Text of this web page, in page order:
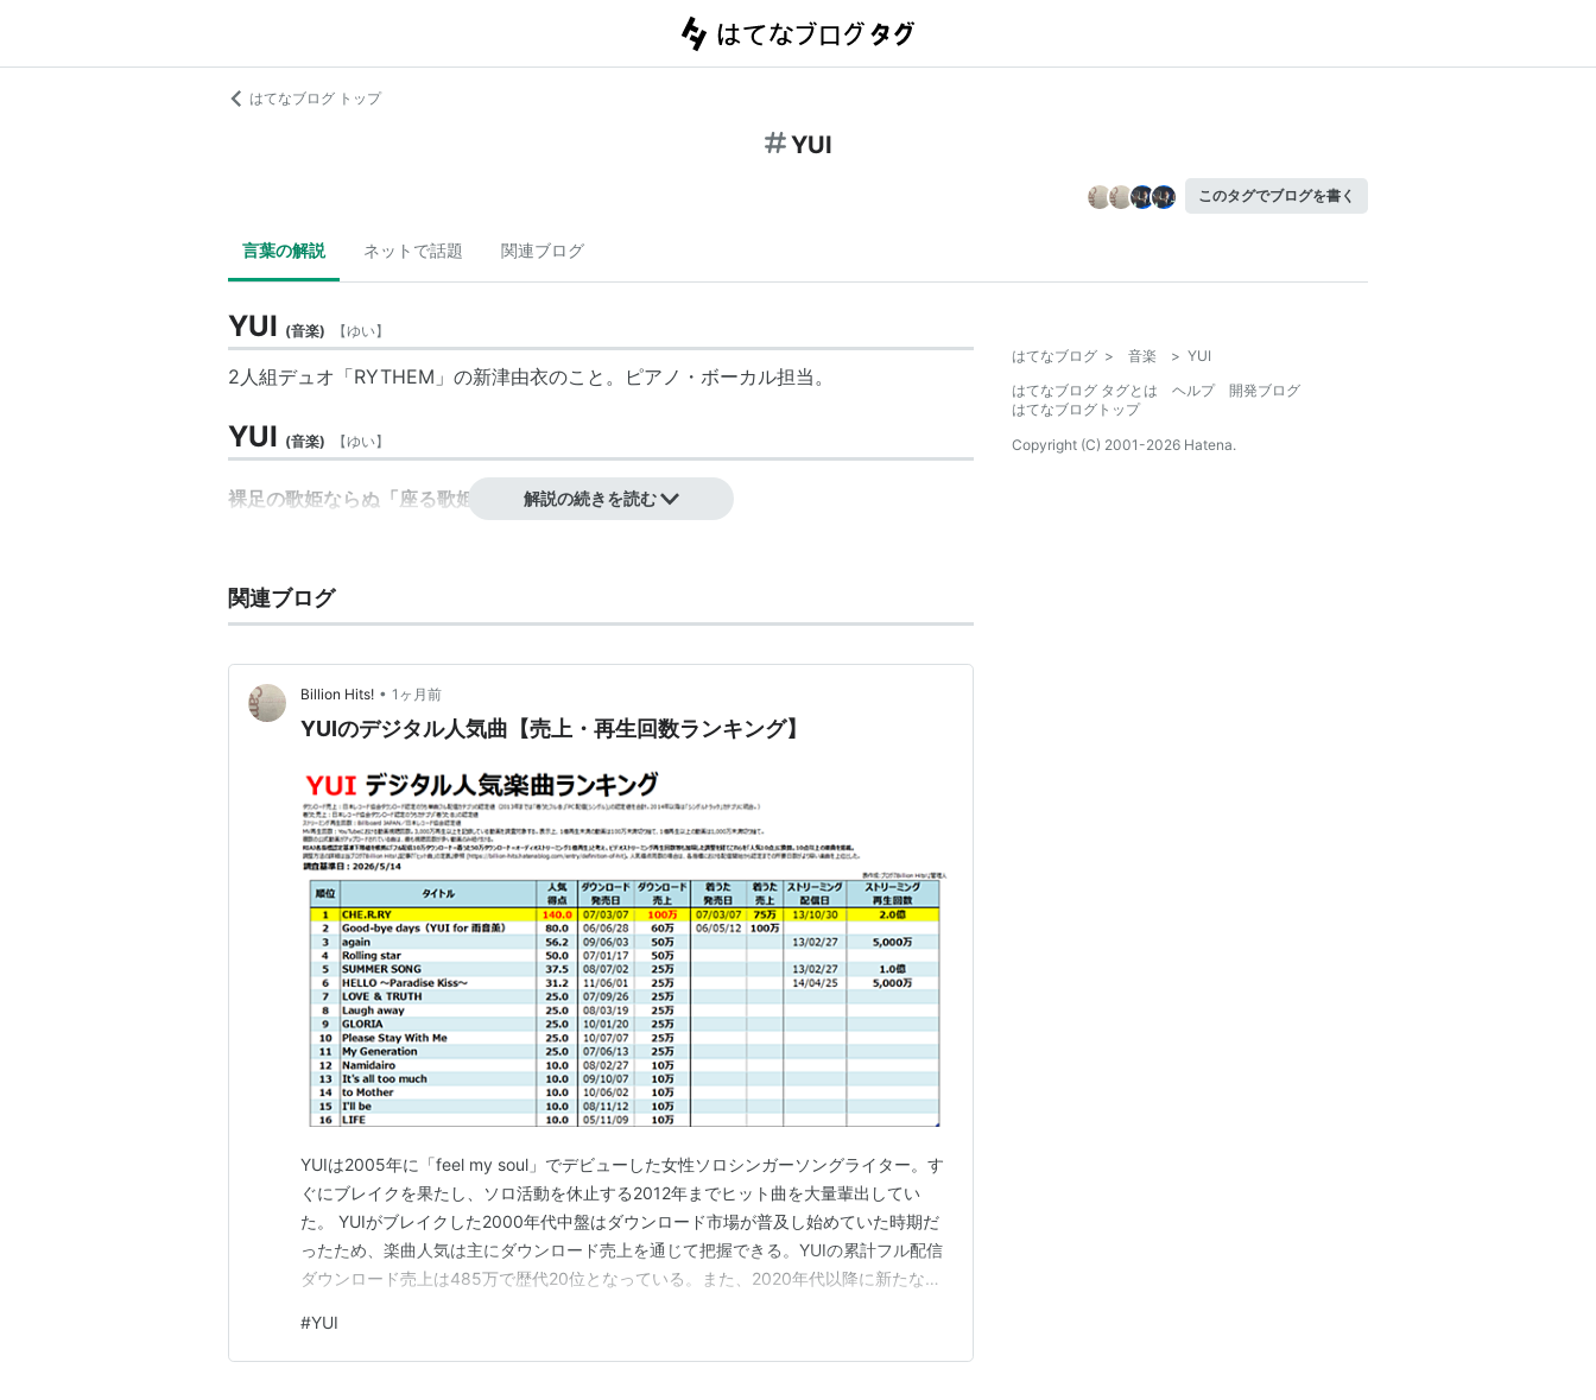
はてなブログ トップ
YUI
このタグでブログを書く
言葉の解説 ネットで話題 関連ブログ
YUI (音楽) 【ゆい】
2人組デュオ「RYTHEM」の新津由衣のこと。ピアノ・ボーカル担当。
YUI (音楽) 【ゆい】
裸足の歌姫ならぬ「座る歌姫」
スターダストプロモーション所属。
1987年3月26日生まれ。福岡出身。身長155cm。血液型AB型。
趣味はギターを弾くこと、映画鑑賞、読書、バトミントン。お気に入りの場所は新宮
（福岡）の海。
「天使の琴声」と呼ばれる透明感のある独特の歌声を持ち、同世代から中高生の圧倒的
を手掛ける、いわゆるシンガーソングライターであり、そのストレートで飾らない等身
大の歌詞、美しいメロディラインを持ち、多岐のジャンルにわたり完成された楽曲群は
高い評価を得ている。
幼少時に父はいなくなり（死別か離婚かは語られておらず）、母子家庭で育つ 。中学3
年の頃から思いついた詩をノートに書き溜め始める。
高校は私立女子高に進学、学費等を稼ぐ目的で中国料理店でバイトをしていたが、バイ
トと学校に追われる毎日で身体を壊し入院。 入院中に自分を見つめ直し、音楽への思
いが強くなったことで、高校を辞めて音楽の道にすすむことを決意。高校1年で中退。
高校を辞めたものの、どうすればいいか思い悩んでいたある日、福岡天神での路上ライ
ブにて「ビアンコネロ」と出会い、路上ライブの終わったバンドメンバーに直接話掛
け、音楽塾「ヴォイス」のことを教えてもらう。
福岡市内の音楽塾「ヴォイス」に入塾（後に絢香も在籍）、西尾芳彦塾長のもとで ギ
ターの基礎から曲作りの仕方等を学ぶ。「ビアンコネロ」の前座から路上ライブを始
め、デビュー後2ndシングル発売頃まで続けていた。
音楽塾の先生に薦められ、Sony MusicのSDオーディションに応募 、2004年3月、約2
万人の応募者の中から最終審査10名に残り、「Why me」「It's happy line」「I
解説の続きを読む
関連ブログ
Billion Hits! • 1ヶ月前
YUIのデジタル人気曲【売上・再生回数ランキング】
YUIは2005年に「feel my soul」でデビューした女性ソロシンガーソングライター。す
ぐにブレイクを果たし、ソロ活動を休止する2012年までヒット曲を大量輩出してい
た。 YUIがブレイクした2000年代中盤はダウンロード市場が普及し始めていた時期だ
ったため、楽曲人気は主にダウンロード売上を通じて把握できる。YUIの累計フル配信
ダウンロード売上は485万で歴代20位となっている。また、2020年代以降に新たな楽
る。 ここではデジタル指標を参照しながらYUIのヒット史を振り返る。当ブログ独自の
計算式により作成し…
#YUI
はてなブログ > 音楽 > YUI
はてなブログ タグとは
ヘルプ
開発ブログ
はてなブログトップ
Copyright (C) 2001-2026 Hatena.